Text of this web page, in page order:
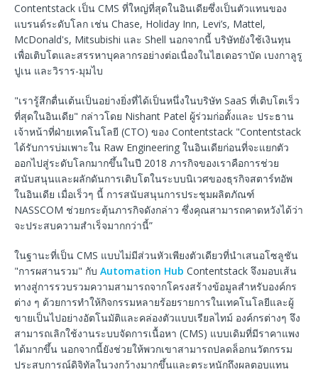
Contentstack เป็น CMS ที่ใหญ่ที่สุดในอินเดียซึ่งเป็นตัวแทนของ
แบรนด์ระดับโลก เช่น Chase, Holiday Inn, Levi’s, Mattel,
McDonald's, Mitsubishi และ Shell นอกจากนี้ บริษัทยังใช้เงินทุน
เพื่อเติบโตและสรรหาบุคลากรอย่างต่อเนื่องในไฮเดอราบัด เบงกาลูรู
ปูเน และวิราร-มุมไบ
"เรารู้สึกตื่นเต้นเป็นอย่างยิ่งที่ได้เป็นหนึ่งในบริษัท SaaS ที่เติบโตเร็ว
ที่สุดในอินเดีย" กล่าวโดย Nishant Patel ผู้ร่วมก่อตั้งและ ประธาน
เจ้าหน้าที่ฝ่ายเทคโนโลยี (CTO) ของ Contentstack "Contentstack
ได้รับการบ่มเพาะใน Raw Engineering ในอินเดียก่อนที่จะแยกตัว
ออกไปสู่ระดับโลกมากขึ้นในปี 2018 ภารกิจของเราคือการช่วย
สนับสนุนและผลักดันการเติบโตในระบบนิเวศของธุรกิจสตาร์ทอัพ
ในอินเดีย เมื่อเร็วๆ นี้ การสนับสนุนการประชุมผลิตภัณฑ์
NASSCOM ช่วยกระตุ้นภารกิจดังกล่าว ซึ่งคุณสามารถคาดหวังได้ว่า
จะประสบความสำเร็จมากกว่านี้”
ในฐานะที่เป็น CMS แบบไม่มีส่วนหัวเพียงตัวเดียวที่นำเสนอโซลูชัน
"การผสานรวม" กับ Automation Hub Contentstack จึงมอบเส้น
ทางสู่การรวบรวมความสามารถจากโครงสร้างข้อมูลสำหรับองค์กร
ต่าง ๆ ด้วยการทำให้กิจกรรมหลายร้อยรายการในเทคโนโลยีและผู้
ขายเป็นไปอย่างอัตโนมัติและคล่องตัวแบบเรียลไทม์ องค์กรต่างๆ จึง
สามารถเลิกใช้งานระบบจัดการเนื้อหา (CMS) แบบเดิมที่มีราคาแพง
ได้มากขึ้น นอกจากนี้ยังช่วยให้พวกเขาสามารถปลดล็อกนวัตกรรม
ประสบการณ์ดิจิทัลในวงกว้างมากขึ้นและตระหนักถึงผลตอบแทน